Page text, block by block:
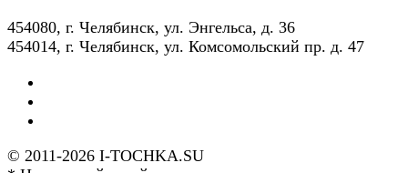
​454080, г. Челябинск, ул. Энгельса, д. 36
454014, г. Челябинск, ул. Комсомольский пр. д. 47
© 2011-2026 I-TOCHKA.SU